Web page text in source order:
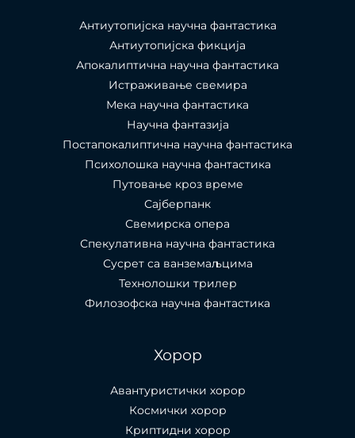
Антиутопијска научна фантастика
Антиутопијска фикција
Апокалиптична научна фантастика
Истраживање свемира
Мека научна фантастика
Научна фантазија
Постапокалиптична научна фантастика
Психолошка научна фантастика
Путовање кроз време
Сајберпанк
Свемирска опера
Спекулативна научна фантастика
Сусрет са ванземаљцима
Технолошки трилер
Филозофска научна фантастика
Хорор
Авантуристички хорор
Космички хорор
Криптидни хорор